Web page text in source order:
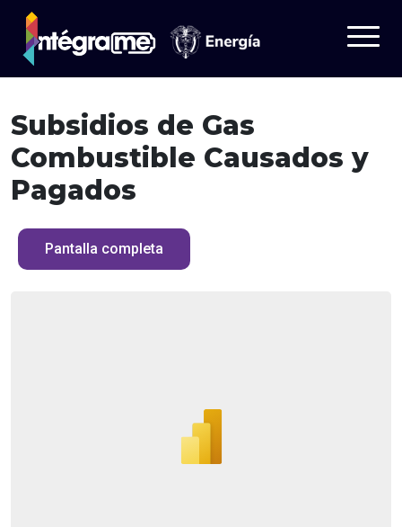
Tableros
Datos
Subsidios de Gas
Combustible Causados y
Pagados
Pantalla completa